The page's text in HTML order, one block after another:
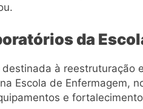
da
à reestruturação
Escola de Enfermagem,
e